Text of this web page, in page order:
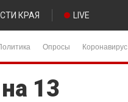
КРАЯ LIVE
Опросы Коронавирус
13